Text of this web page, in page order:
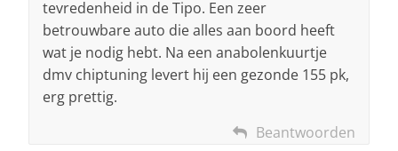
tevredenheid in de Tipo. Een zeer
betrouwbare auto die alles aan boord heeft
wat je nodig hebt. Na een anabolenkuurtje
dmv chiptuning levert hij een gezonde 155 pk,
erg prettig.
Beantwoorden